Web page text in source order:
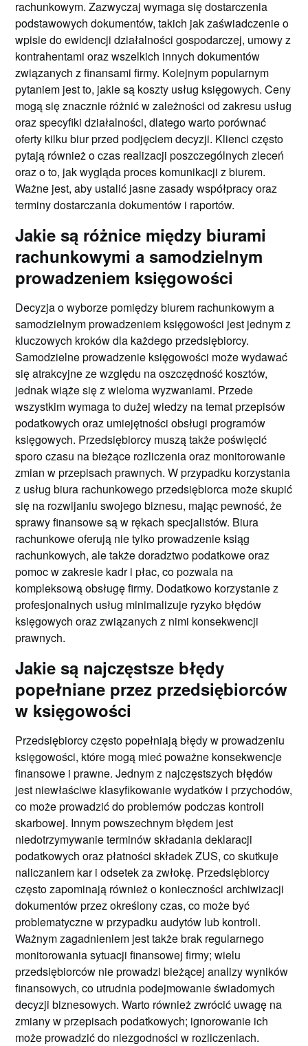
rachunkowym. Zazwyczaj wymaga się dostarczenia
podstawowych dokumentów, takich jak zaświadczenie o
wpisie do ewidencji działalności gospodarczej, umowy z
kontrahentami oraz wszelkich innych dokumentów
związanych z finansami firmy. Kolejnym popularnym
pytaniem jest to, jakie są koszty usług księgowych. Ceny
mogą się znacznie różnić w zależności od zakresu usług
oraz specyfiki działalności, dlatego warto porównać
oferty kilku biur przed podjęciem decyzji. Klienci często
pytają również o czas realizacji poszczególnych zleceń
oraz o to, jak wygląda proces komunikacji z biurem.
Ważne jest, aby ustalić jasne zasady współpracy oraz
terminy dostarczania dokumentów i raportów.
Jakie są różnice między biurami
rachunkowymi a samodzielnym
prowadzeniem księgowości
Decyzja o wyborze pomiędzy biurem rachunkowym a
samodzielnym prowadzeniem księgowości jest jednym z
kluczowych kroków dla każdego przedsiębiorcy.
Samodzielne prowadzenie księgowości może wydawać
się atrakcyjne ze względu na oszczędność kosztów,
jednak wiąże się z wieloma wyzwaniami. Przede
wszystkim wymaga to dużej wiedzy na temat przepisów
podatkowych oraz umiejętności obsługi programów
księgowych. Przedsiębiorcy muszą także poświęcić
sporo czasu na bieżące rozliczenia oraz monitorowanie
zmian w przepisach prawnych. W przypadku korzystania
z usług biura rachunkowego przedsiębiorca może skupić
się na rozwijaniu swojego biznesu, mając pewność, że
sprawy finansowe są w rękach specjalistów. Biura
rachunkowe oferują nie tylko prowadzenie ksiąg
rachunkowych, ale także doradztwo podatkowe oraz
pomoc w zakresie kadr i płac, co pozwala na
kompleksową obsługę firmy. Dodatkowo korzystanie z
profesjonalnych usług minimalizuje ryzyko błędów
księgowych oraz związanych z nimi konsekwencji
prawnych.
Jakie są najczęstsze błędy
popełniane przez przedsiębiorców
w księgowości
Przedsiębiorcy często popełniają błędy w prowadzeniu
księgowości, które mogą mieć poważne konsekwencje
finansowe i prawne. Jednym z najczęstszych błędów
jest niewłaściwe klasyfikowanie wydatków i przychodów,
co może prowadzić do problemów podczas kontroli
skarbowej. Innym powszechnym błędem jest
niedotrzymywanie terminów składania deklaracji
podatkowych oraz płatności składek ZUS, co skutkuje
naliczaniem kar i odsetek za zwłokę. Przedsiębiorcy
często zapominają również o konieczności archiwizacji
dokumentów przez określony czas, co może być
problematyczne w przypadku audytów lub kontroli.
Ważnym zagadnieniem jest także brak regularnego
monitorowania sytuacji finansowej firmy; wielu
przedsiębiorców nie prowadzi bieżącej analizy wyników
finansowych, co utrudnia podejmowanie świadomych
decyzji biznesowych. Warto również zwrócić uwagę na
zmiany w przepisach podatkowych; ignorowanie ich
może prowadzić do niezgodności w rozliczeniach.